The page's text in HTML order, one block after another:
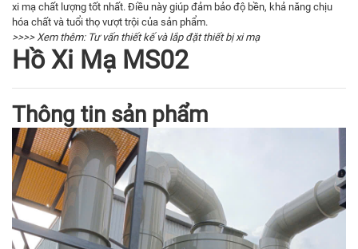
xi mạ chất lượng tốt nhất. Điều này giúp đảm bảo độ bền, khả năng chịu
hóa chất và tuổi thọ vượt trội của sản phẩm.
>>>> Xem thêm: Tư vấn thiết kế và lắp đặt thiết bị xi mạ
Hồ Xi Mạ MS02
Thông tin sản phẩm